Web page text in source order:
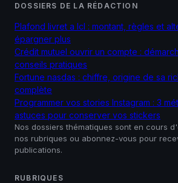
DOSSIERS DE LA RÉDACTION
Plafond livret a lcl : montant, règles et
épargner plus
Crédit mutuel ouvrir un compte :
conseils pratiques
Fortune nasdas : chiffre, origine de sa
complète
Programmer vos stories Instagram : 3
astuces pour conserver vos stickers
Nos dossiers thématiques sont en cours
nos rubriques ou abonnez-vous pour
publications.
RUBRIQUES